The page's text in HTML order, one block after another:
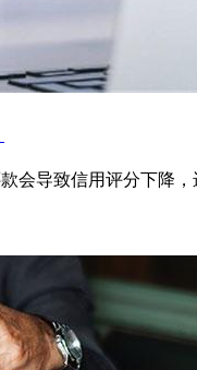
会导致信用评分下降